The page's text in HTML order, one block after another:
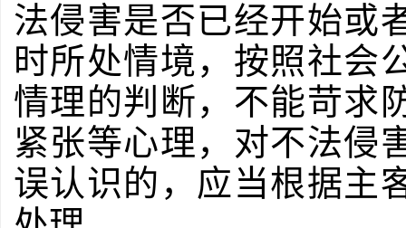
法侵害是否已经开始或
时所处情境，按照社会
情理的判断，不能苛求
紧张等心理，对不法侵
误认识的，应当根据主